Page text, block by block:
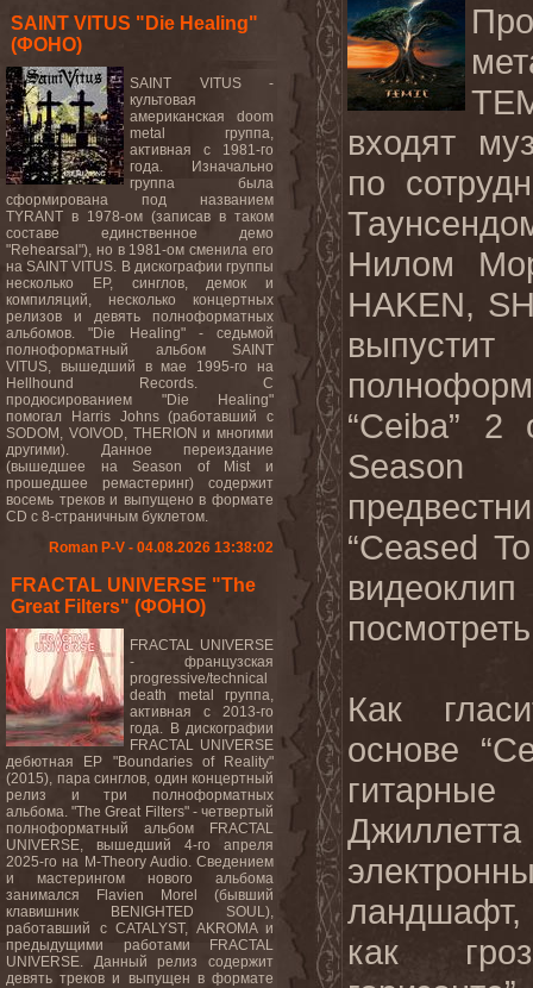
SAINT VITUS "Die Healing"
(ФОНО)
SAINT VITUS -
культовая
американская doom
metal группа,
активная с 1981-го
года. Изначально
группа была
сформирована под названием
TYRANT в 1978-ом (записав в таком
составе единственное демо
"Rehearsal"), но в 1981-ом сменила его
на SAINT VITUS. В дискографии группы
несколько EP, синглов, демок и
компиляций, несколько концертных
релизов и девять полноформатных
альбомов. "Die Healing" - седьмой
полноформатный альбом SAINT
VITUS, вышедший в мае 1995-го на
Hellhound Records. С
продюсированием "Die Healing"
помогал Harris Johns (работавший с
SODOM, VOIVOD, THERION и многими
другими). Данное переиздание
(вышедшее на Season of Mist и
прошедшее ремастеринг) содержит
восемь треков и выпущено в формате
CD с 8-страничным буклетом.
Roman P-V - 04.08.2026 13:38:02
FRACTAL UNIVERSE "The
Great Filters" (ФОНО)
FRACTAL UNIVERSE
- французская
progressive/technical
death metal группа,
активная с 2013-го
года. В дискографии
FRACTAL UNIVERSE
дебютная EP "Boundaries of Reality"
(2015), пара синглов, один концертный
релиз и три полноформатных
альбома. "The Great Filters" - четвертый
полноформатный альбом FRACTAL
UNIVERSE, вышедший 4-го апреля
2025-го на M-Theory Audio. Сведением
и мастерингом нового альбома
занимался Flavien Morel (бывший
клавишник BENIGHTED SOUL),
работавший с CATALYST, AKROMA и
предыдущими работами FRACTAL
UNIVERSE. Данный релиз содержит
девять треков и выпущен в формате
входят
по
Нилом
HAKEN,
“Ceiba” 2
“Ceased
Как
основе
ландшафт,
как